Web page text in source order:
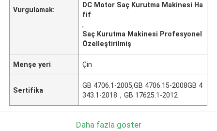
Vurgulamak:
DC Motor Saç Kurutma Makinesi Ha
fif
,
Saç Kurutma Makinesi Profesyonel
Özelleştirilmiş
Menşe yeri Çin
Sertifika
GB 4706.1-2005,GB 4706.15-2008GB 4
343.1-2018，GB 17625.1-2012
Daha fazla göster